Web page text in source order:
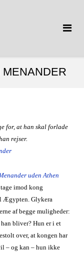
MENANDER
for, at han skal forlade
rejser.
uden Athen
imod kong
Ægypten.Glykera
af begge muligheder:
bliver? Hun er i et
over, at kongen har
– og kan – hun ikke